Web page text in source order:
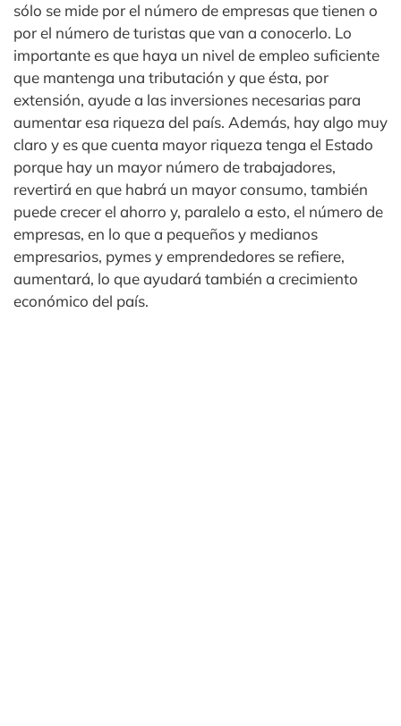
sólo se mide por el número de empresas que tienen o
por el número de turistas que van a conocerlo. Lo
importante es que haya un nivel de empleo suficiente
que mantenga una tributación y que ésta, por
extensión, ayude a las inversiones necesarias para
aumentar esa riqueza del país. Además, hay algo muy
claro y es que cuenta mayor riqueza tenga el Estado
porque hay un mayor número de trabajadores,
revertirá en que habrá un mayor consumo, también
puede crecer el ahorro y, paralelo a esto, el número de
empresas, en lo que a pequeños y medianos
empresarios, pymes y emprendedores se refiere,
aumentará, lo que ayudará también a crecimiento
económico del país.